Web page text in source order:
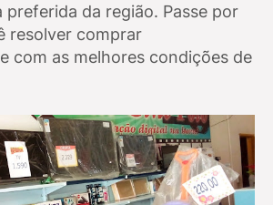
preferida da região. Passe por
resolver comprar
com as melhores condições de